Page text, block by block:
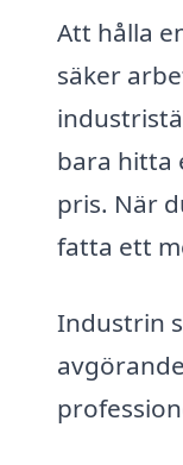
Att hålla
säker
bara hitta
pris. När
fatta ett
Industrin